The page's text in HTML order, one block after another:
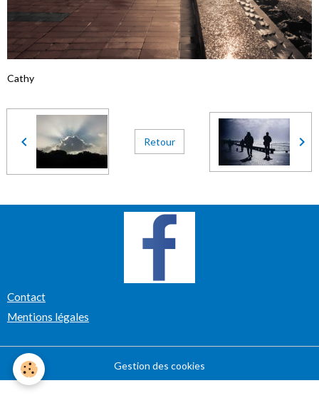
Cathy
Retour
Contact
Mentions légales
Gestion des cookies